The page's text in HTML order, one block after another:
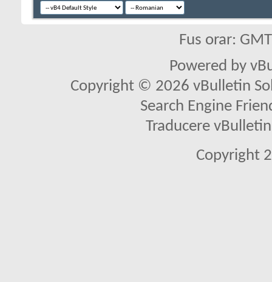
Fus orar:
Powered by
Copyright © 2026 vBulletin
Search Engine
Traducere
Copyright